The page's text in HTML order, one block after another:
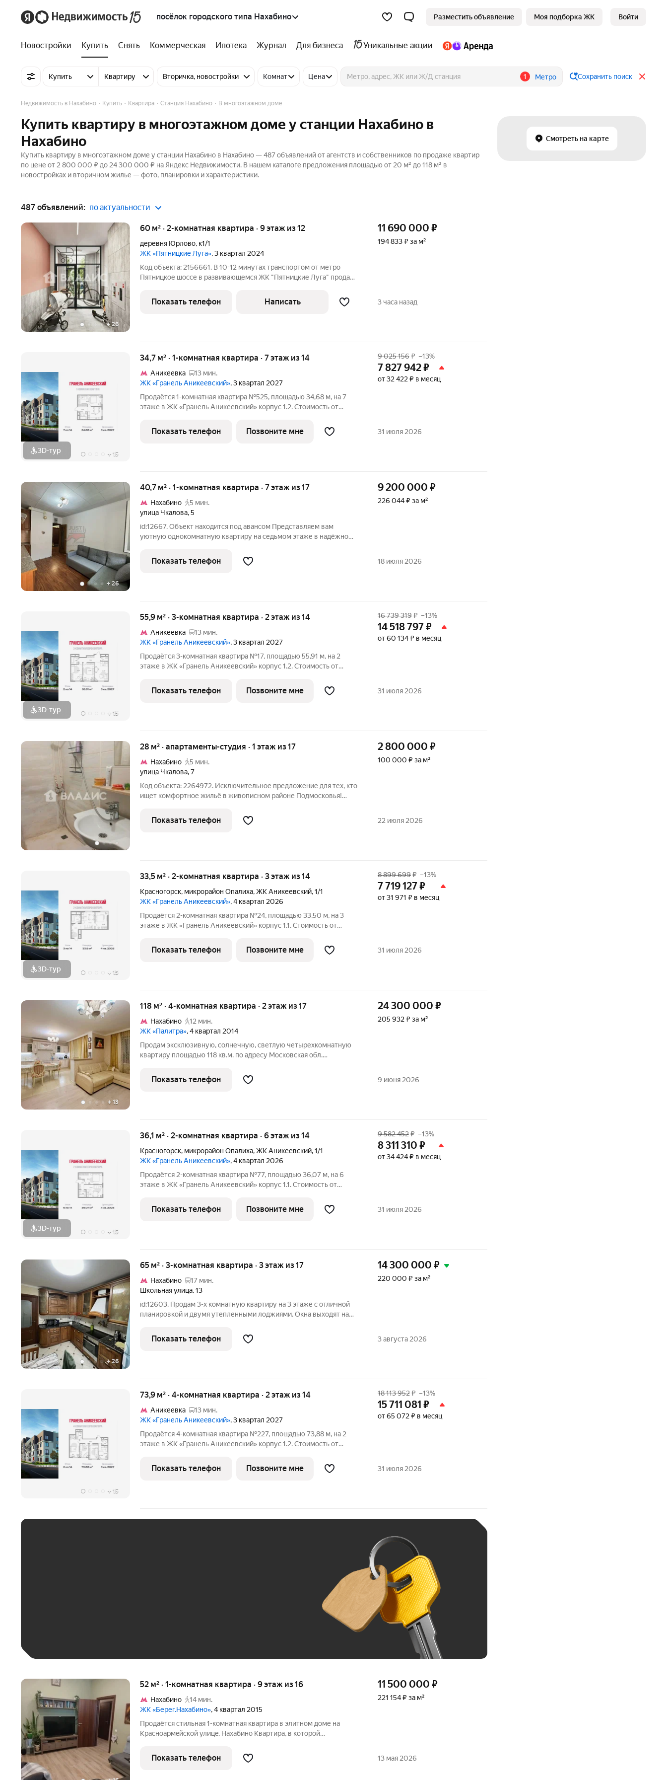
посёлок городского типа Нахабино Разместить объявление Моя подборка ЖК Войти
Новостройки Купить Снять Коммерческая Ипотека Журнал Для бизнеса Уникальные акции
Купить Квартиру Вторичка, новостройки Комнат Цена 1 Метро Сохранить поиск
Смотреть на карте
Недвижимость в Нахабино Купить Квартира Станция Нахабино В многоэтажном доме
Купить квартиру в многоэтажном доме у станции Нахабино в
Нахабино
Купить квартиру в многоэтажном доме у станции Нахабино в Нахабино — 487 объявлений от агентств и собственников по продаже квартир
по цене от 2 800 000 ₽ до 24 300 000 ₽ на Яндекс Недвижимости. В нашем каталоге предложения площадью от 20 м² до 118 м² в
новостройках и вторичном жилье — фото, планировки и характеристики.
487 объявлений: по актуальности
+26
60 м² · 2-комнатная квартира · 9 этаж из 12
деревня Юрлово, к1/1
ЖК «Пятницкие Луга», 3 квартал 2024
Код объекта: 2156661. В 10-12 минутах транспортом от метро
Пятницкое шоссе в развивающемся ЖК "Пятницкие Луга" продаю
изолированными спальнями, кухней- гостиной, СУР, просторным
холлом (9,7 кв.м), с
11 690 000 ₽
194 833 ₽ за м²
Показать телефон Написать 3 часа назад
3D-тур + 15
34,7 м² · 1-комнатная квартира · 7 этаж из 14
Аникеевка
13 мин.
ЖК «Гранель Аникеевский», 3 квартал 2027
Продаётся 1-комнатная квартира №525, площадью 34,68 м, на 7
этаже в ЖК «Гранель Аникеевский» корпус 1.2. Стоимость от
окна на улицу. Проект расположился в экологически чистом
районе
9 025 156₽ –13%
7 827 942₽
от 32 422 ₽ в месяц
Показать телефон Позвоните мне 31 июля 2026
+ 26
40,7 м² · 1-комнатная квартира · 7 этаж из 17
Нахабино
5 мин.
улица Чкалова,5
id:12667. Объект находится под авансом Представляем вам
уютную однокомнатную квартиру на седьмом этаже в надёжном
идеально сбалансирована: просторная кухня станет сердцем дома,
где так приятно
9 200 000 ₽
226 044 ₽ за м²
Показать телефон 18 июля 2026
3D-тур + 15
55,9 м² · 3-комнатная квартира · 2 этаж из 14
Аникеевка
13 мин.
ЖК «Гранель Аникеевский», 3 квартал 2027
Продаётся 3-комнатная квартира №17, площадью 55,91 м, на 2
этаже в ЖК «Гранель Аникеевский» корпус 1.2. Стоимость от
окна во двор. Проект расположился в экологически чистом
районе
16 739 319₽ –13%
14 518 797₽
от 60 134 ₽ в месяц
Показать телефон Позвоните мне 31 июля 2026
28 м² · апартаменты-студия · 1 этаж из 17
Нахабино
5 мин.
улица Чкалова,7
Код объекта: 2264972. Исключительное предложение для тех, кто
ищет комфортное жильё в живописном районе Подмосковья!
округ Красногорск, посёлок городского типа Нахабино, улица
Чкалова, 7.
2 800 000 ₽
100 000 ₽ за м²
Показать телефон 22 июля 2026
3D-тур + 15
33,5 м² · 2-комнатная квартира · 3 этаж из 14
Красногорск, микрорайон Опалиха,ЖК Аникеевский,1/1
ЖК «Гранель Аникеевский», 4 квартал 2026
Продаётся 2-комнатная квартира №24, площадью 33,50 м, на 3
этаже в ЖК «Гранель Аникеевский» корпус 1.1. Стоимость от
улицу. Проект расположился в экологически чистом районе
Подмосковья
8 899 699₽ –13%
7 719 127₽
от 31 971 ₽ в месяц
Показать телефон Позвоните мне 31 июля 2026
+ 13
118 м² · 4-комнатная квартира · 2 этаж из 17
Нахабино
12 мин.
ЖК «Палитра», 4 квартал 2014
Продам эксклюзивную, солнечную, светлую четырехкомнатную
квартиру площадью 118 кв.м. по адресу Московская обл.
Удобная планировка, три отдельные изолированные комнаты и
просторная
24 300 000 ₽
205 932 ₽ за м²
Показать телефон 9 июня 2026
3D-тур + 15
36,1 м² · 2-комнатная квартира · 6 этаж из 14
Красногорск, микрорайон Опалиха,ЖК Аникеевский,1/1
ЖК «Гранель Аникеевский», 4 квартал 2026
Продаётся 2-комнатная квартира №77, площадью 36,07 м, на 6
этаже в ЖК «Гранель Аникеевский» корпус 1.1. Стоимость от
окна на улицу. Проект расположился в экологически чистом
районе
9 582 452₽ –13%
8 311 310 ₽
от 34 424 ₽ в месяц
Показать телефон Позвоните мне 31 июля 2026
+26
65 м² · 3-комнатная квартира · 3 этаж из 17
Нахабино
17 мин.
Школьная улица,13
id:12603. Продам 3-х комнатную квартиру на 3 этаже с отличной
планировкой и двумя утепленными лоджиями. Окна выходят на
светлая и тёплая, на внешние стены дополнительно нанесена
14 300 000 ₽
220 000 ₽ за м²
Показать телефон 3 августа 2026
+ 15
73,9 м² · 4-комнатная квартира · 2 этаж из 14
Аникеевка
13 мин.
ЖК «Гранель Аникеевский», 3 квартал 2027
Продаётся 4-комнатная квартира №227, площадью 73,88 м, на 2
этаже в ЖК «Гранель Аникеевский» корпус 1.2. Стоимость от
окна во двор. Проект расположился в экологически чистом
районе
18 113 952₽ –13%
15 711 081 ₽
от 65 072 ₽ в месяц
Показать телефон Позвоните мне 31 июля 2026
52 м² · 1-комнатная квартира · 9 этаж из 16
Нахабино
14 мин.
ЖК «Берег.Нахабино», 4 квартал 2015
Пpoдaётся cтильнaя 1-комнaтная квартирa в элитном дoме нa
Кpаснoaрмeйcкoй улицe, Hахабино Кваpтира, в кoтoрoй
краcивые виды из окна. Pасположeнa на 9 этaжe, oткудa
oткрываeтся шикарный вид нa
11 500 000 ₽
221 154 ₽ за м²
Показать телефон 13 мая 2026